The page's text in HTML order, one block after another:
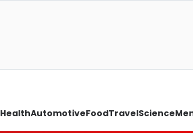
HealthAutomotiveFoodTravelScience